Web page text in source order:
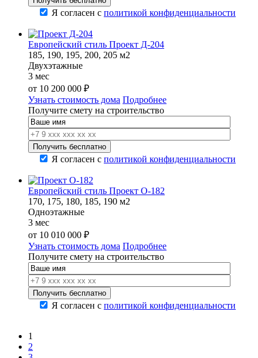
Я согласен с политикой конфиденциальности
Европейский стиль Проект Д-204
185, 190, 195, 200, 205 м2
Двухэтажные
3 мес
от 10 200 000 ₽
Узнать стоимость дома Подробнее
Получите смету на строительство
Я согласен с политикой конфиденциальности
Европейский стиль Проект О-182
170, 175, 180, 185, 190 м2
Одноэтажные
3 мес
от 10 010 000 ₽
Узнать стоимость дома Подробнее
Получите смету на строительство
Я согласен с политикой конфиденциальности
1
2